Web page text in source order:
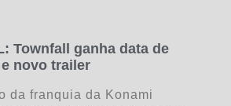
Townfall ganha data de
novo trailer
da franquia da Konami